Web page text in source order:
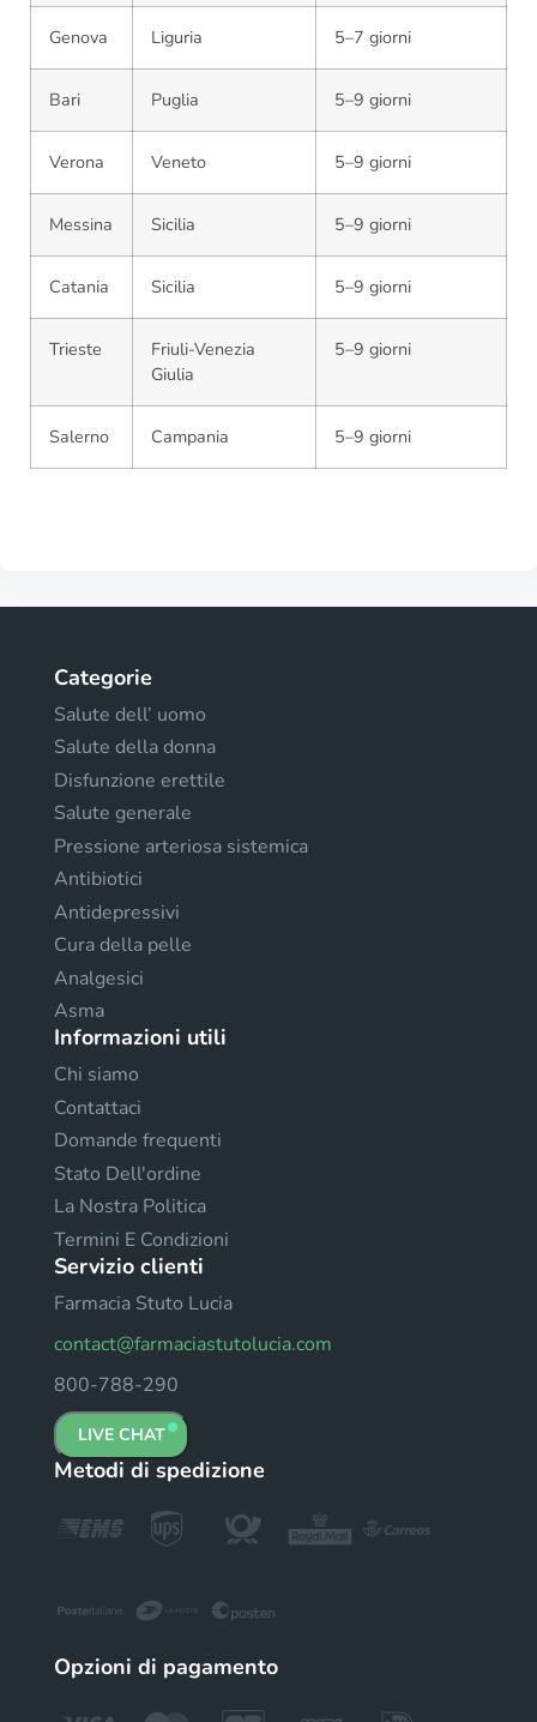
Genova Liguria 5–7 giorni
Bari Puglia 5–9 giorni
Verona Veneto 5–9 giorni
Messina Sicilia 5–9 giorni
Catania Sicilia 5–9 giorni
Trieste
Friuli-Venezia
Giulia
5–9 giorni
Salerno Campania 5–9 giorni
Categorie
Salute dell’ uomo
Salute della donna
Disfunzione erettile
Salute generale
Pressione arteriosa sistemica
Antibiotici
Antidepressivi
Cura della pelle
Analgesici
Asma
Informazioni utili
Chi siamo
Contattaci
Domande frequenti
Stato Dell'ordine
La Nostra Politica
Termini E Condizioni
Servizio clienti
Farmacia Stuto Lucia
contact@farmaciastutolucia.com
800-788-290
LIVE CHAT
Metodi di spedizione
Opzioni di pagamento